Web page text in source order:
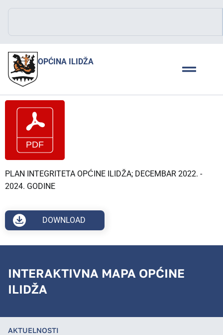
OPĆINA ILIDŽA
PLAN INTEGRITETA OPĆINE ILIDŽA; DECEMBAR 2022. -
2024. GODINE
DOWNLOAD
INTERAKTIVNA MAPA OPĆINE
ILIDŽA
AKTUELNOSTI